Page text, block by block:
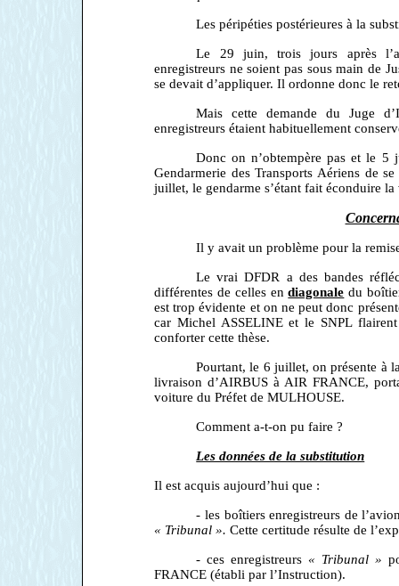
Les péripéties postérieures à la
Le 29 juin, trois jours après
enregistreurs ne soient pas sous main de
se devait d’appliquer. Il ordonne donc le
Mais cette demande du Juge
enregistreurs étaient habituellement
Donc on n’obtempère pas et le 5
Gendarmerie des Transports Aériens de
juillet, le gendarme s’étant fait éconduire
Il y avait un problème pour la
Le vrai DFDR a des bandes
différentes de celles endiagonale du
est trop évidente et on ne peut donc
car Michel ASSELINE et le SNPL
conforter cette thèse.
Pourtant, le 6 juillet, on présente à
livraison d’AIRBUS à AIR FRANCE,
voiture du Préfet de MULHOUSE.
Comment a-t-on pu faire ?
Les données de la substitution
Il est acquis aujourd’hui que :
- les boîtiers enregistreurs de
« Tribunal ». Cette certitude résulte de
- ces enregistreurs« Tribunal »
FRANCE (établi par l’Instruction).